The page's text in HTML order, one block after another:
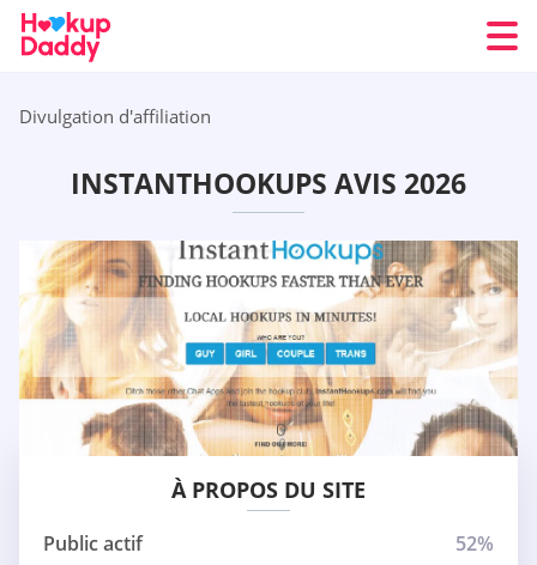
Divulgation d'affiliation
INSTANTHOOKUPS AVIS 2026
À PROPOS DU SITE
Public actif
52%